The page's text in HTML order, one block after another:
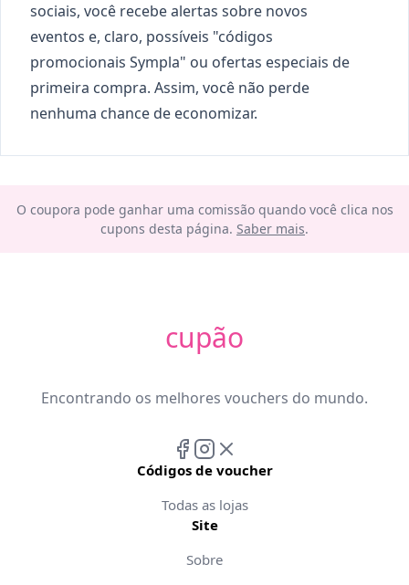
sociais, você recebe alertas sobre novos
eventos e, claro, possíveis "códigos
promocionais Sympla" ou ofertas especiais de
primeira compra. Assim, você não perde
nenhuma chance de economizar.
O coupora pode ganhar uma comissão quando você clica nos
cupons desta página. Saber mais.
cupão
Encontrando os melhores vouchers do mundo.
Códigos de voucher
Todas as lojas
Site
Sobre